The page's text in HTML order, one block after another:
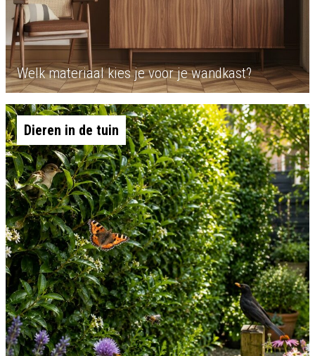
Welk materiaal kies je voor je wandkast?
Dieren in de tuin